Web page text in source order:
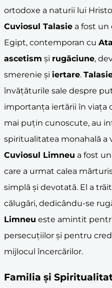
ortodoxe a naturii lui
Cuviosul Talasie a fost un
Egipt, contemporan cu
ascetism și rugăciune,
smerenie și iertare.
învățăturile sale despre
importanța iertării în viața
mai puțin cunoscute, au
spiritualitatea monahală a
Cuviosul Limneu a fost
care a urmat calea
simplă și devotată. El a
călugări, dedicându-se
Limneu este amintit
persecuțiilor și pentru
mijlocul încercărilor.
Familia și